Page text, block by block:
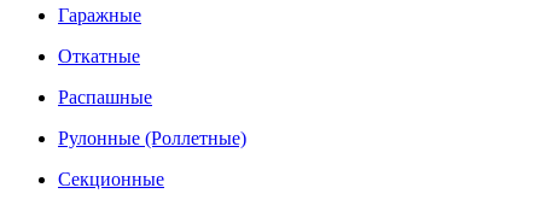
Гаражные
Откатные
Распашные
Рулонные (Роллетные)
Секционные